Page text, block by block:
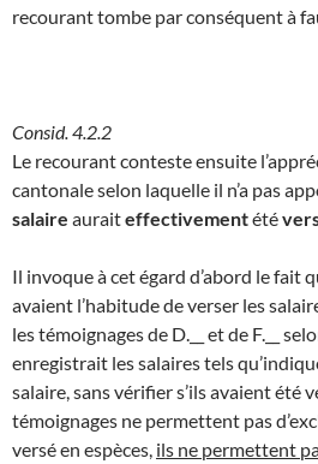
recourant tombe par conséquent à
Consid. 4.2.2
Le recourant conteste ensuite
cantonale selon laquelle il n’a pas
salaire auraiteffectivementété
Il invoque à cet égard d’abord le fait
avaient l’habitude de verser les
les témoignages de D.__ et de F.__
enregistrait les salaires tels
salaire, sans vérifier s’ils avaient été
témoignages ne permettent pas
versé en espèces, ils ne permettent